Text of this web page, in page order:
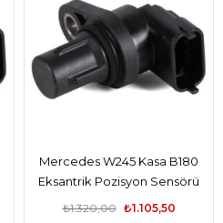
Mercedes W245 Kasa B180
Eksantrik Pozisyon Sensörü
Topran Marka A2729050043
₺1.105,50
₺1.320,00